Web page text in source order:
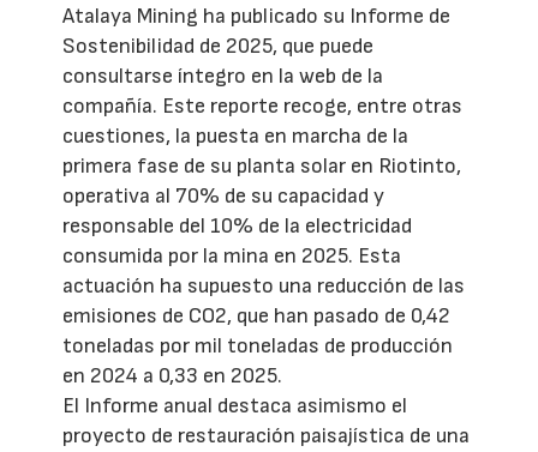
Atalaya Mining ha publicado su Informe de
Sostenibilidad de 2025, que puede
consultarse íntegro en la web de la
compañía. Este reporte recoge, entre otras
cuestiones, la puesta en marcha de la
primera fase de su planta solar en Riotinto,
operativa al 70% de su capacidad y
responsable del 10% de la electricidad
consumida por la mina en 2025. Esta
actuación ha supuesto una reducción de las
emisiones de CO2, que han pasado de 0,42
toneladas por mil toneladas de producción
en 2024 a 0,33 en 2025.
El Informe anual destaca asimismo el
proyecto de restauración paisajística de una